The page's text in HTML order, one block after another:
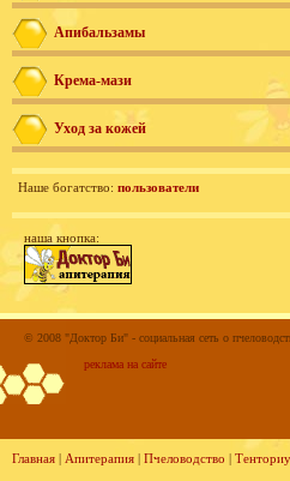
Апибальзамы
Крема-мази
Уход за кожей
Наше богатство: пользователи
наша кнопка:
© 2008 "Доктор Би" - социальная сеть о
реклама на сайте
Главная | Апитерапия | Пчеловодство |